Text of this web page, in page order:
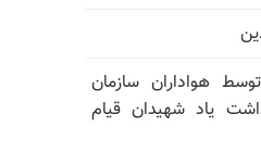
هواداران سازمان
یاد شهیدان قیام